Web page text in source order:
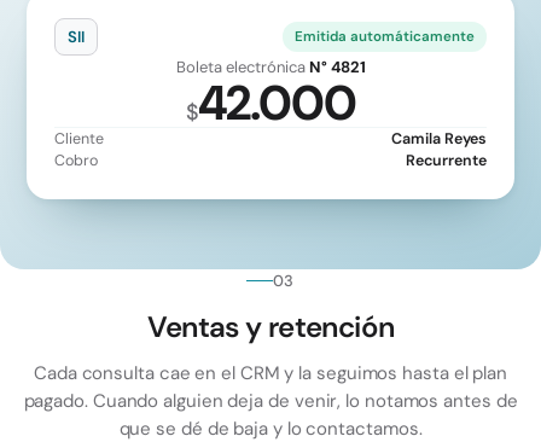
SII Emitida automáticamente
Boleta electrónica N° 4821
$42.000
Cliente
Camila Reyes
Cobro
Recurrente
03
Ventas y retención
Cada consulta cae en el CRM y la seguimos hasta el plan
pagado. Cuando alguien deja de venir, lo notamos antes de
que se dé de baja y lo contactamos.